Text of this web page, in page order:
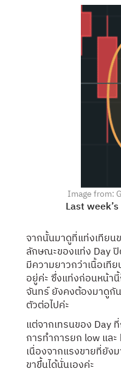
Image from:
Last
จากนั้นมาดูที่แท่งเทียน
ลักษณะของแท่ง Day ปิ
มีความยาวกว่าเนื้อเที
อยู่ค่ะ ซึ่งแท่งก่อนหน้า
จันทร์ ยังคงต้องมาดูกั
ตัวต่อไปค่ะ
แต่จากเทรนของ Day
การทำการยก low แล
เนื่องจากแรงขายที่ยัง
ขาขึ้นได้นั่นเองค่ะ